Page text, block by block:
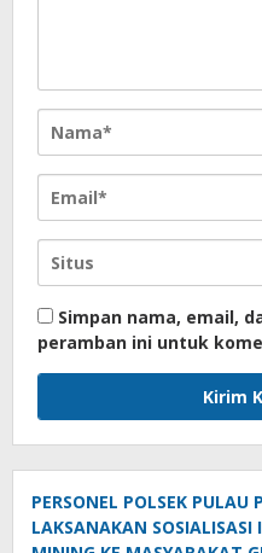
Simpan nama, email,
peramban ini untuk
PERSONEL POLSEK PULAU
LAKSANAKAN SOSIALISASI